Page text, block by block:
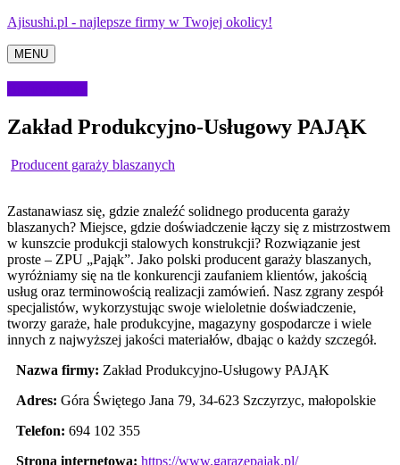
Ajisushi.pl - najlepsze firmy w Twojej okolicy!
MENU
Zakład Produkcyjno-Usługowy PAJĄK
Producent garaży blaszanych
Zastanawiasz się, gdzie znaleźć solidnego producenta garaży
blaszanych? Miejsce, gdzie doświadczenie łączy się z mistrzostwem
w kunszcie produkcji stalowych konstrukcji? Rozwiązanie jest
proste – ZPU „Pająk”. Jako polski producent garaży blaszanych,
wyróżniamy się na tle konkurencji zaufaniem klientów, jakością
usług oraz terminowością realizacji zamówień. Nasz zgrany zespół
specjalistów, wykorzystując swoje wieloletnie doświadczenie,
tworzy garaże, hale produkcyjne, magazyny gospodarcze i wiele
innych z najwyższej jakości materiałów, dbając o każdy szczegół.
Nazwa firmy: Zakład Produkcyjno-Usługowy PAJĄK
Adres: Góra Świętego Jana 79, 34-623 Szczyrzyc, małopolskie
Telefon: 694 102 355
Strona internetowa: https://www.garazepajak.pl/